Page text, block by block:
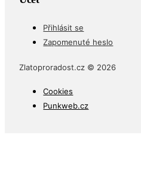
Přihlásit se
Zapomenuté heslo
Zlatoproradost.cz © 2026
Cookies
Punkweb.cz